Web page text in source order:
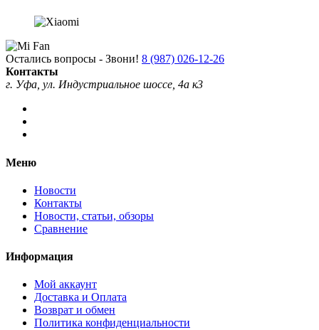
Остались вопросы - Звони! 8 (987) 026-12-26
Контакты
г. Уфа, ул. Индустриальное шоссе, 4а к3
Меню
Новости
Контакты
Новости, статьи, обзоры
Сравнение
Информация
Мой аккаунт
Доставка и Оплата
Возврат и обмен
Политика конфиденциальности